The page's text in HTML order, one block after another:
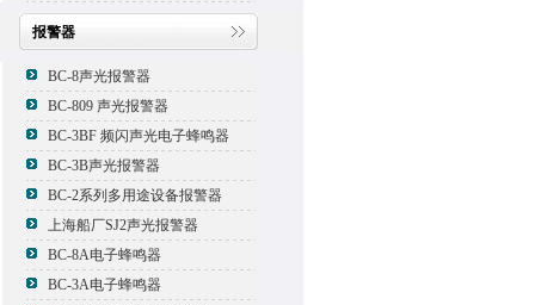
报警器
BC-8声光报警器
BC-809 声光报警器
BC-3BF 频闪声光电子蜂鸣器
BC-3B声光报警器
BC-2系列多用途设备报警器
上海船厂SJ2声光报警器
BC-8A电子蜂鸣器
BC-3A电子蜂鸣器